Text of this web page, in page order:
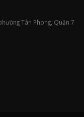
Tân Phong, Quận 7